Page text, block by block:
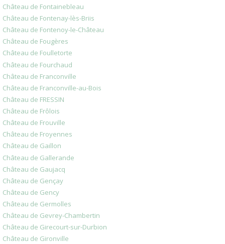
Château de Fontainebleau
Château de Fontenay-lès-Briis
Château de Fontenoy-le-Château
Château de Fougères
Château de Foulletorte
Château de Fourchaud
Château de Franconville
Château de Franconville-au-Bois
Château de FRESSIN
Château de Frôlois
Château de Frouville
Château de Froyennes
Château de Gaillon
Château de Gallerande
Château de Gaujacq
Château de Gençay
Château de Gency
Château de Germolles
Château de Gevrey-Chambertin
Château de Girecourt-sur-Durbion
Château de Gironville